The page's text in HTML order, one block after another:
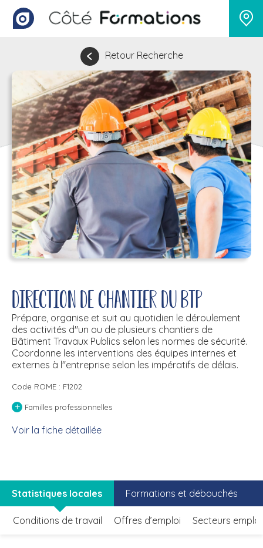
Retour Recherche
Direction de chantier du BTP
Prépare, organise et suit au quotidien le déroulement
des activités d''un ou de plusieurs chantiers de
Bâtiment Travaux Publics selon les normes de sécurité.
Coordonne les interventions des équipes internes et
externes à l''entreprise selon les impératifs de délais.
Code ROME : F1202
+ Familles professionnelles
Voir la fiche détaillée
Statistiques locales Formations et débouchés
Conditions de travail Offres d’emploi Secteurs